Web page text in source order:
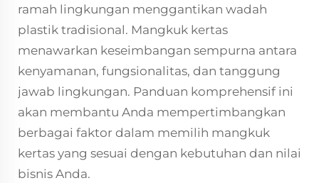
ramah lingkungan menggantikan wadah
plastik tradisional. Mangkuk kertas
menawarkan keseimbangan sempurna antara
kenyamanan, fungsionalitas, dan tanggung
jawab lingkungan. Panduan komprehensif ini
akan membantu Anda mempertimbangkan
berbagai faktor dalam memilih mangkuk
kertas yang sesuai dengan kebutuhan dan nilai
bisnis Anda.